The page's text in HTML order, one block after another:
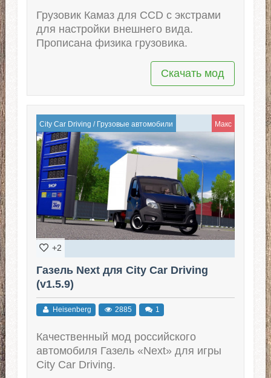
Грузовик Камаз для CCD с экстрами
для настройки внешнего вида.
Прописана физика грузовика.
Скачать мод
City Car Driving / Грузовые автомобили Макс
+2
Газель Next для City Car Driving
(v1.5.9)
Heisenberg 2885 1
Качественный мод российского
автомобиля Газель «Next» для игры
City Car Driving.